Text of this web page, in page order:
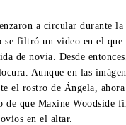
a circular durante la
se filtró un video en el que
de novia. Desde
Aunque en las
el rostro de Ángela, ahora
de que Maxine Woodside
en el altar.